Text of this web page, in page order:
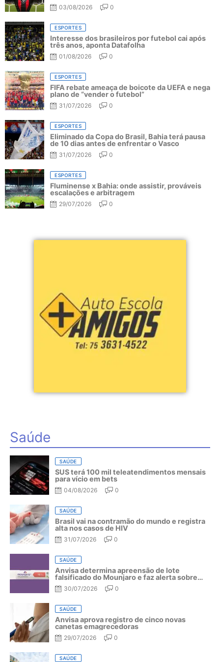
03/08/2026 0
ESPORTES
Interesse dos brasileiros por futebol cai após
três anos, aponta Datafolha
01/08/2026 0
ESPORTES
FIFA rebate ameaça de boicote da UEFA e nega
plano de “vender o futebol”
31/07/2026 0
ESPORTES
Eliminado da Copa do Brasil, Bahia terá pausa
de 10 dias antes de enfrentar o Vasco
31/07/2026 0
ESPORTES
Fluminense x Bahia: onde assistir, prováveis
escalações e arbitragem
29/07/2026 0
Saúde
SAÚDE
SUS terá 100 mil teleatendimentos mensais
para vício em bets
04/08/2026 0
SAÚDE
Brasil vai na contramão do mundo e registra
alta nos casos de HIV
31/07/2026 0
SAÚDE
Anvisa determina apreensão de lote
falsificado do Mounjaro e faz alerta sobre
riscos do medicamento
30/07/2026 0
SAÚDE
Anvisa aprova registro de cinco novas
canetas emagrecedoras
29/07/2026 0
SAÚDE